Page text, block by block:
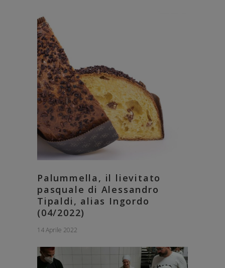
Palummella, il lievitato
pasquale di Alessandro
Tipaldi, alias Ingordo
(04/2022)
14 Aprile 2022